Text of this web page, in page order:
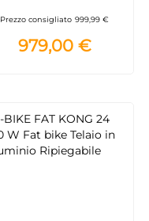
Prezzo consigliato 999,99 €
979,00 €